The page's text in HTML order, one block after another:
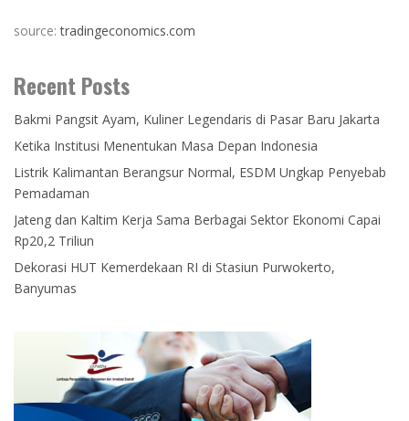
source:tradingeconomics.com
Recent Posts
Bakmi Pangsit Ayam, Kuliner Legendaris di Pasar Baru Jakarta
Ketika Institusi Menentukan Masa Depan Indonesia
Listrik Kalimantan Berangsur Normal, ESDM Ungkap Penyebab
Pemadaman
Jateng dan Kaltim Kerja Sama Berbagai Sektor Ekonomi Capai
Rp20,2 Triliun
Dekorasi HUT Kemerdekaan RI di Stasiun Purwokerto,
Banyumas